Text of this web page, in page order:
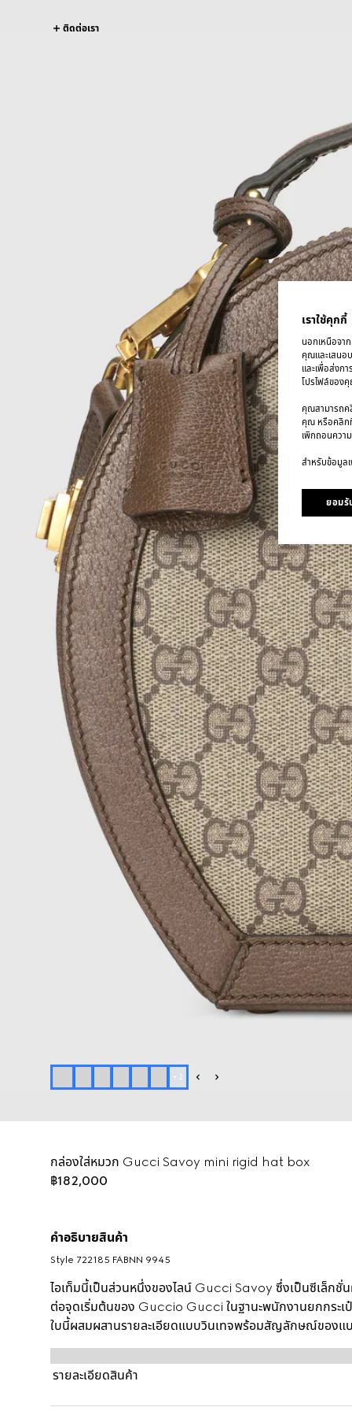
ติดต่อเรา
+ 2
กล่องใส่หมวก Gucci Savoy mini rigid hat box
฿182,000
คำอธิบายสินค้า
Style ‎722185 FABNN 9945
ไอเท็มนี้เป็นส่วนหนึ่งของไลน์ Gucci Savoy ซึ่งเป็นซีเล็ก
ต่อจุดเริ่มต้นของ Guccio Gucci ในฐานะพนักงานยกกระเ
ใบนี้ผสมผสานรายละเอียดแบบวินเทจพร้อมสัญลักษณ์ขอ
สัญลักษณ์ที่ได้รับการยอมรับอย่างต่อเนื่อง ขณะที่แถบ Web
ของ Gucci ตกแต่งอย่างมีสไตล์ด้วยรายละเอียดหนังสีขาว
รายละเอียดสินค้า
เราใช้คุกกี้
นอกเหนือจา
คุณและเสนอ
และเพื่อส่งก
โปรไฟล์ของ
คุณสามารถค
คุณ หรือคลิก
เพิกถอนควา
สำหรับข้อมูลเ
ยอมรั